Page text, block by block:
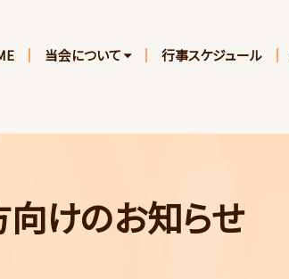
当会について 行事スケジュール
けのお知らせ